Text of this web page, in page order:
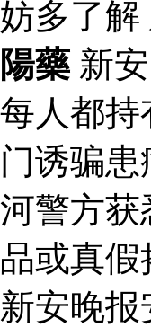
妨多了解
陽藥 新
每人都持
门诱骗
河警方获
品或真
新安晚